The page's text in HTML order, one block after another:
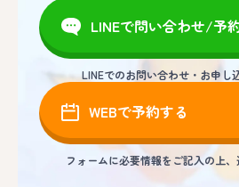
LINEで問い合わせ/予
LINEでのお問い合わせ・お申し
WEBで予約する
フォームに必要情報をご記入の上、